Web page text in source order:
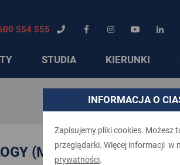
INFORMACJA O
Zapisujemy pliki cookies. Możesz
przeglądarki. Więcej informacji w
prywatności.
554 555
STUDIA KIERUNKI
(MSC)